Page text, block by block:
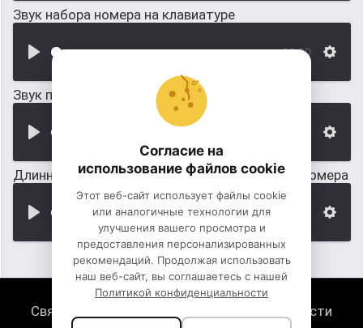
Звук набора номера на клавиатуре
00:00
Звук постепенного набора скорости
Длинный звук гудка телефона, после набора номера
Связь с нами
Политика конфиденциальности
Согласие на
использование файлов cookie
Этот веб-сайт использует файлы cookie
или аналогичные технологии для
улучшения вашего просмотра и
предоставления персонализированных
рекомендаций. Продолжая использовать
наш веб-сайт, вы соглашаетесь с нашей
Политикой конфиденциальности